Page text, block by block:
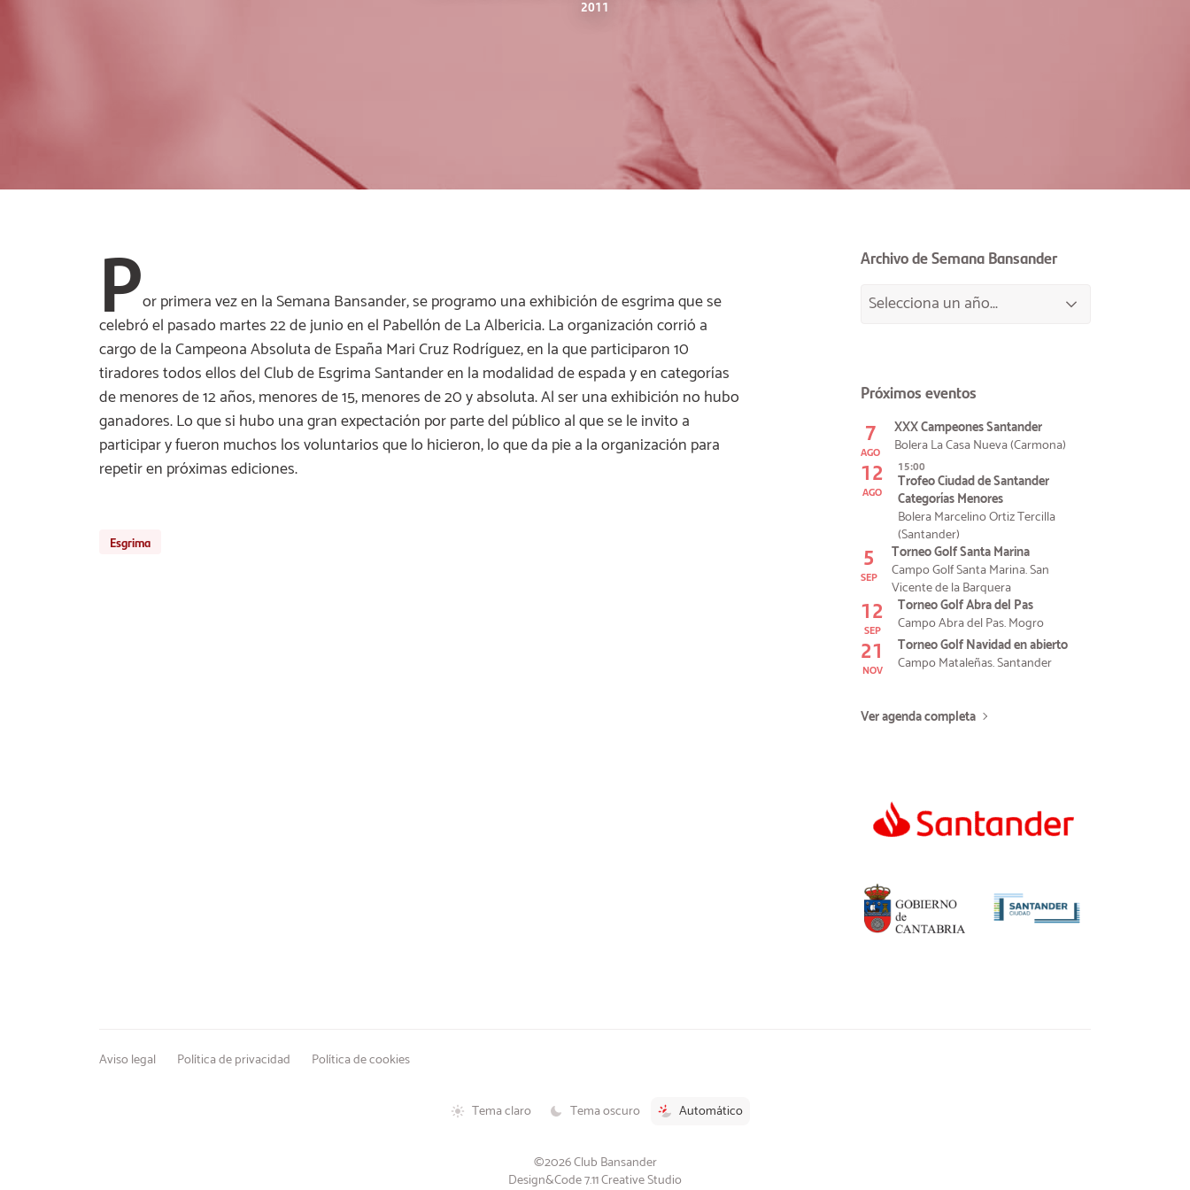
2011
Por primera vez en la Semana Bansander, se programo una exhibición de esgrima que se
celebró el pasado martes 22 de junio en el Pabellón de La Albericia. La organización corrió a
cargo de la Campeona Absoluta de España Mari Cruz Rodríguez, en la que participaron 10
tiradores todos ellos del Club de Esgrima Santander en la modalidad de espada y en categorías
de menores de 12 años, menores de 15, menores de 20 y absoluta. Al ser una exhibición no hubo
ganadores. Lo que si hubo una gran expectación por parte del público al que se le invito a
participar y fueron muchos los voluntarios que lo hicieron, lo que da pie a la organización para
repetir en próximas ediciones.
Esgrima
Archivo de Semana Bansander
Próximos eventos
7
AGO
XXX Campeones Santander
Bolera La Casa Nueva (Carmona)
12
AGO
15:00
Trofeo Ciudad de Santander
Categorías Menores
Bolera Marcelino Ortiz Tercilla
(Santander)
5
SEP
Torneo Golf Santa Marina
Campo Golf Santa Marina. San
Vicente de la Barquera
12
SEP
Torneo Golf Abra del Pas
Campo Abra del Pas. Mogro
21
NOV
Torneo Golf Navidad en abierto
Campo Mataleñas. Santander
Ver agenda completa
Aviso legal Política de privacidad Política de cookies
Tema claro Tema oscuro Automático
©2026 Club Bansander
Design&Code 7.11 Creative Studio